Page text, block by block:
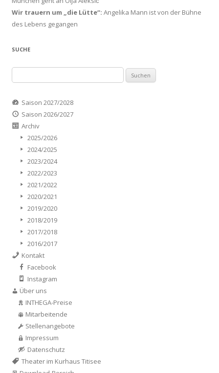
Wir trauern um „die Lütte“: Angelika Mann ist von der Bühne
des Lebens gegangen
SUCHE
nach:
Saison 2027/2028
Saison 2026/2027
Archiv
2025/2026
2024/2025
2023/2024
2022/2023
2021/2022
2020/2021
2019/2020
2018/2019
2017/2018
2016/2017
Kontakt
Facebook
Instagram
Über uns
INTHEGA-Preise
Mitarbeitende
Stellenangebote
Impressum
Datenschutz
Theater im Kurhaus Titisee